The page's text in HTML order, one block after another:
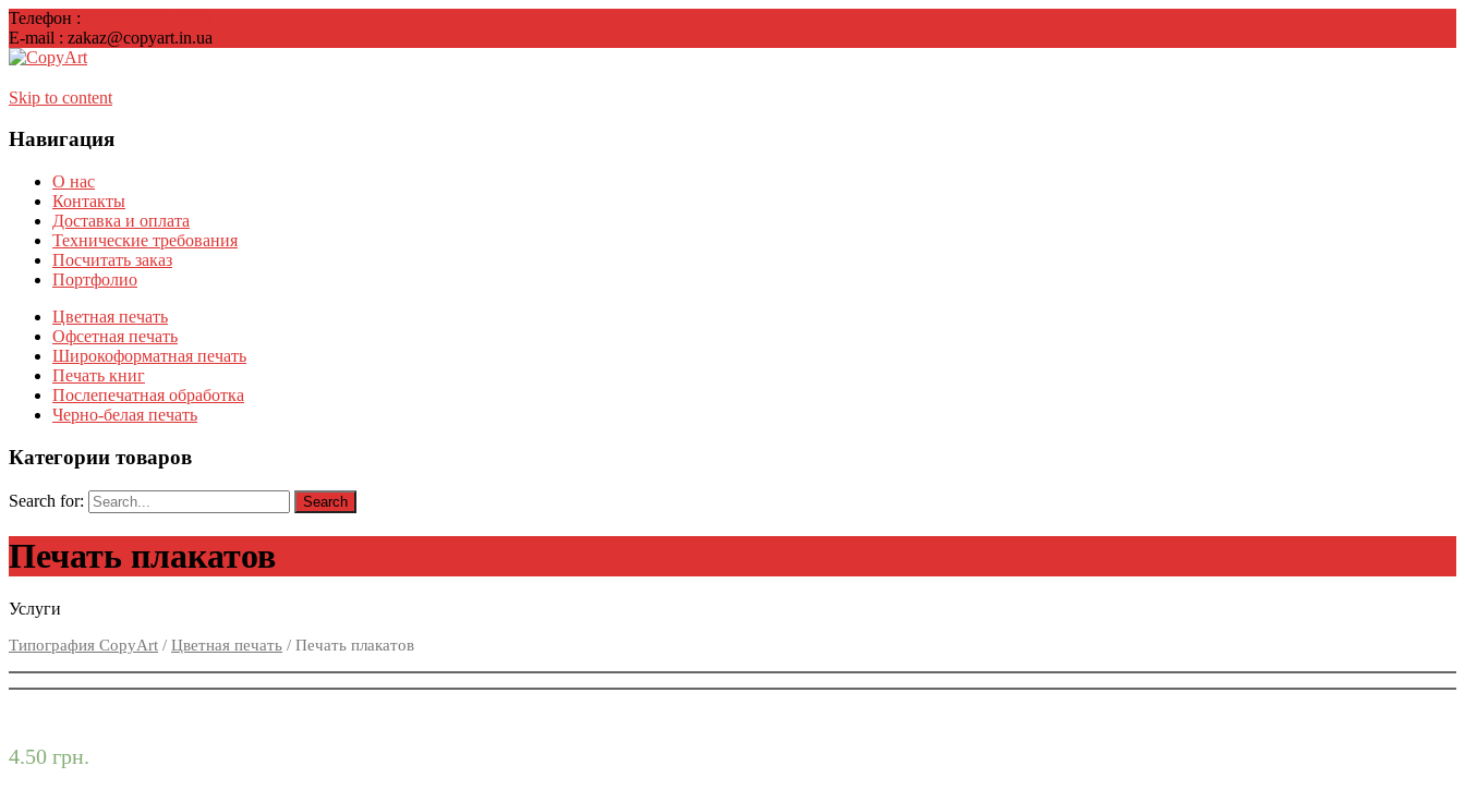
Телефон :
E-mail : zakaz@copyart.in.ua
Skip to content
Навигация
О нас
Контакты
Доставка и оплата
Технические требования
Посчитать заказ
Портфолио
Цветная печать
Офсетная печать
Широкоформатная печать
Печать книг
Послепечатная обработка
Черно-белая печать
Категории товаров
Search for:
Печать плакатов
Услуги
Типография CopyArt / Цветная печать / Печать плакатов
4.50 грн.